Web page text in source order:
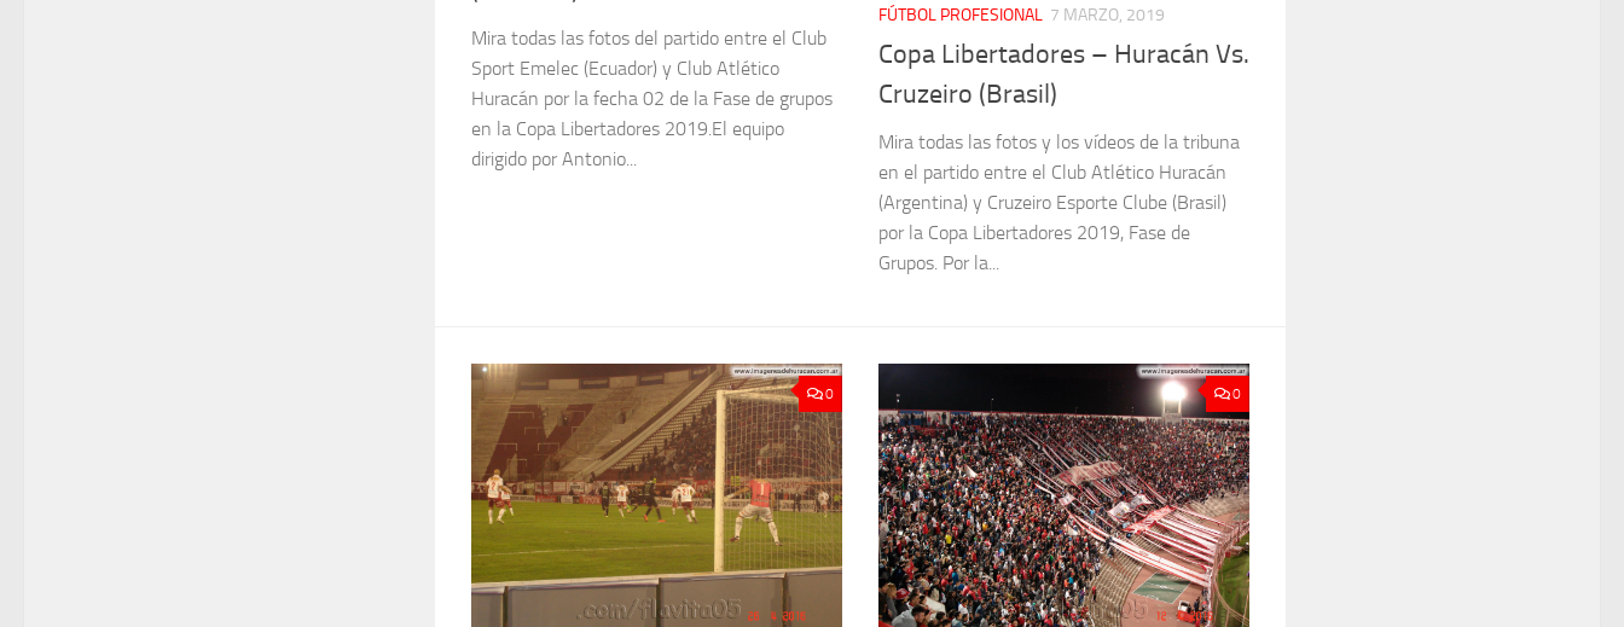
Mira todas las fotos del partido entre el Club
Sport Emelec (Ecuador) y Club Atlético
Huracán por la fecha 02 de la Fase de grupos
en la Copa Libertadores 2019.El equipo
dirigido por Antonio...
FÚTBOL PROFESIONAL 7 MARZO, 2019
Copa Libertadores – Huracán Vs.
Cruzeiro (Brasil)
Mira todas las fotos y los vídeos de la tribuna
en el partido entre el Club Atlético Huracán
(Argentina) y Cruzeiro Esporte Clube (Brasil)
por la Copa Libertadores 2019, Fase de
Grupos. Por la...
0 0